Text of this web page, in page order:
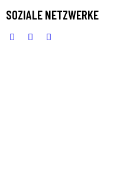
SOZIALE NETZWERKE